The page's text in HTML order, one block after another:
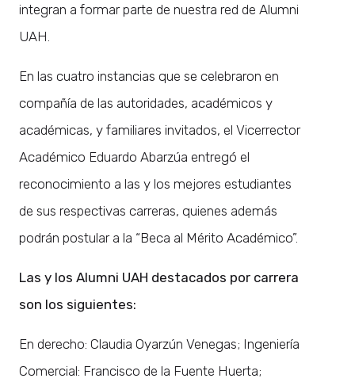
integran a formar parte de nuestra red de Alumni
UAH.
En las cuatro instancias que se celebraron en
compañía de las autoridades, académicos y
académicas, y familiares invitados, el Vicerrector
Académico Eduardo Abarzúa entregó el
reconocimiento a las y los mejores estudiantes
de sus respectivas carreras, quienes además
podrán postular a la “Beca al Mérito Académico”.
Las y los Alumni UAH destacados por carrera
son los siguientes:
En derecho: Claudia Oyarzún Venegas; Ingeniería
Comercial: Francisco de la Fuente Huerta;